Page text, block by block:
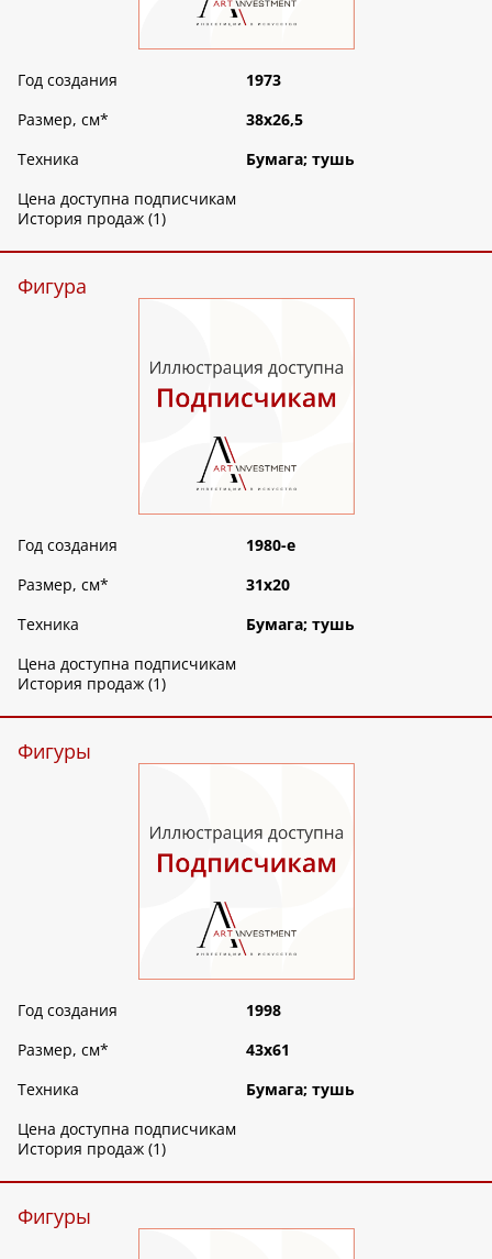
Год создания
1973
Размер, см*
38х26,5
Техника
Бумага; тушь
Цена доступна подписчикам
История продаж (1)
Фигура
Год создания
1980-е
Размер, см*
31х20
Техника
Бумага; тушь
Цена доступна подписчикам
История продаж (1)
Фигуры
Год создания
1998
Размер, см*
43х61
Техника
Бумага; тушь
Цена доступна подписчикам
История продаж (1)
Фигуры